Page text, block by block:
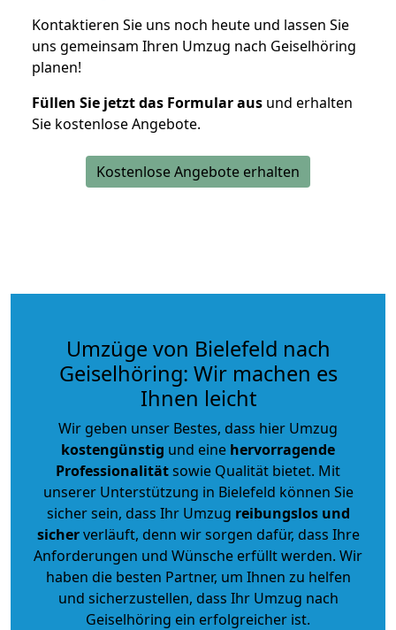
Kontaktieren Sie uns noch heute und lassen Sie
uns gemeinsam Ihren Umzug nach Geiselhöring
planen!
Füllen Sie jetzt das Formular aus und erhalten
Sie kostenlose Angebote.
Kostenlose Angebote erhalten
Umzüge von Bielefeld nach
Geiselhöring: Wir machen es
Ihnen leicht
Wir geben unser Bestes, dass hier Umzug
kostengünstig und eine hervorragende
Professionalitätsowie Qualität bietet. Mit
unserer Unterstützung in Bielefeld können Sie
sicher sein, dass Ihr Umzug reibungslos und
sicherverläuft, denn wir sorgen dafür, dass Ihre
Anforderungen und Wünsche erfüllt werden. Wir
haben die besten Partner, um Ihnen zu helfen
und sicherzustellen, dass Ihr Umzug nach
Geiselhöring ein erfolgreicher ist.